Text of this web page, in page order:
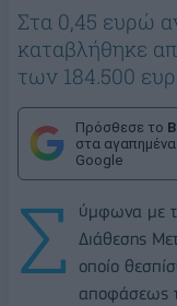
Στα 0,45 ευρώ
καταβλήθηκε
των 184.500
Πρόσθεσε το
στα
Google
Σ
ύμφωνα με
Διάθεσης
οποίο
αποφάσεως